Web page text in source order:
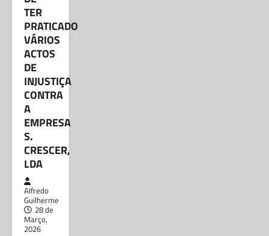
TER
PRATICADO
VÁRIOS
ACTOS
DE
INJUSTIÇA
CONTRA
A
EMPRESA
S.
CRESCER,
LDA
Alfredo
Guilherme
28 de
Março,
2026